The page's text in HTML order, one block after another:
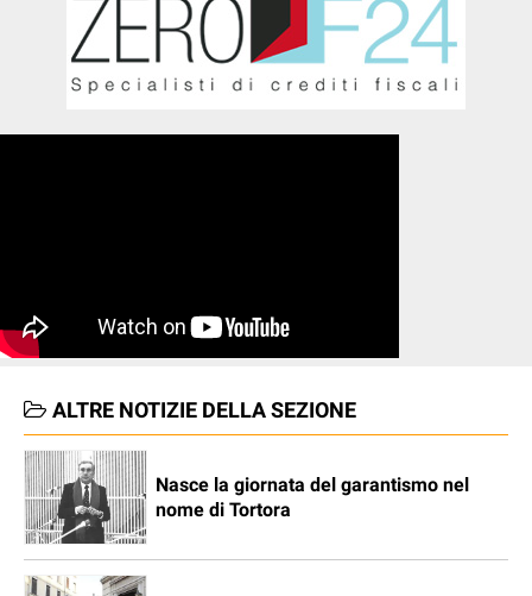
ALTRE NOTIZIE DELLA SEZIONE
Nasce la giornata del garantismo nel
nome di Tortora